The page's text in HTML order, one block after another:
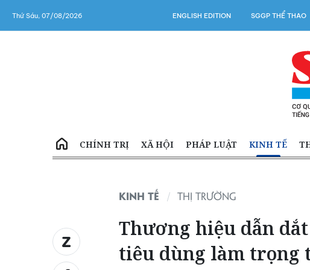
Thứ Sáu, 07/08/2026 ENGLISH EDITION SGGP THỂ THAO
CHÍNH TRỊ XÃ HỘI PHÁP LUẬT KINH TẾ
KINH TẾ THỊ TRƯỜNG
Thương hiệu dẫn
tiêu dùng làm trọng